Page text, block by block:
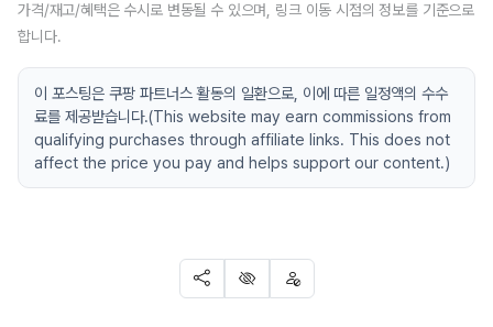
가격/재고/혜택은 수시로 변동될 수 있으며, 링크 이동 시점의 정보를 기준으로
합니다.
이 포스팅은 쿠팡 파트너스 활동의 일환으로, 이에 따른 일정액의 수수
료를 제공받습니다.(This website may earn commissions from
qualifying purchases through affiliate links. This does not
affect the price you pay and helps support our content.)
SNS 공유
신고 차단